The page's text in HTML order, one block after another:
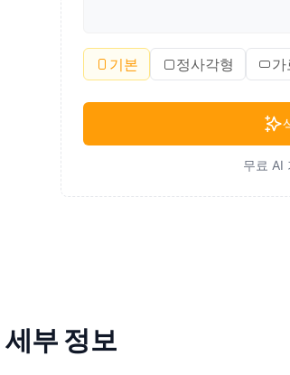
기본 정사각형 가
무료 AI
부 정보